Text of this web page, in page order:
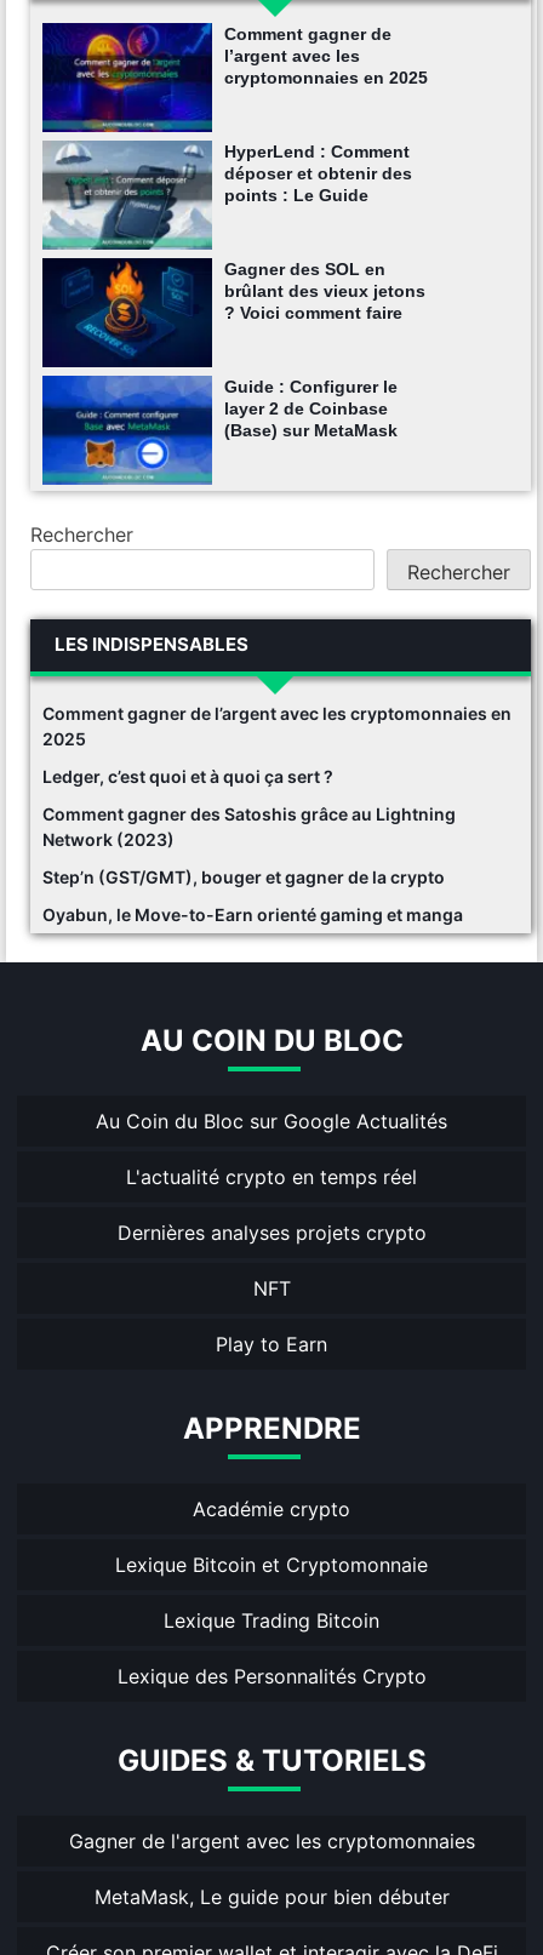
Comment gagner de
l’argent avec les
cryptomonnaies en 2025
HyperLend : Comment
déposer et obtenir des
points : Le Guide
Gagner des SOL en
brûlant des vieux jetons
? Voici comment faire
Guide : Configurer le
layer 2 de Coinbase
(Base) sur MetaMask
Rechercher
Rechercher
LES INDISPENSABLES
Comment gagner de l’argent avec les cryptomonnaies en
2025
Ledger, c’est quoi et à quoi ça sert ?
Comment gagner des Satoshis grâce au Lightning
Network (2023)
Step’n (GST/GMT), bouger et gagner de la crypto
Oyabun, le Move-to-Earn orienté gaming et manga
AU COIN DU BLOC
Au Coin du Bloc sur Google Actualités
L'actualité crypto en temps réel
Dernières analyses projets crypto
NFT
Play to Earn
APPRENDRE
Académie crypto
Lexique Bitcoin et Cryptomonnaie
Lexique Trading Bitcoin
Lexique des Personnalités Crypto
GUIDES & TUTORIELS
Gagner de l'argent avec les cryptomonnaies
MetaMask, Le guide pour bien débuter